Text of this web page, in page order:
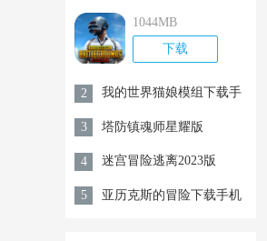
版v2.2.01044MB
下载
2 我的世界猫娘模组下载手
机版
3 塔防镇魂师星耀版
4 迷宫冒险逃离2023版
5 亚历克斯的冒险下载手机